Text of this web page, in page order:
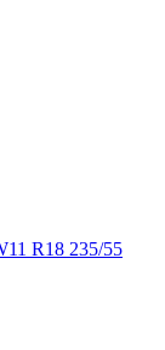
R18 235/55